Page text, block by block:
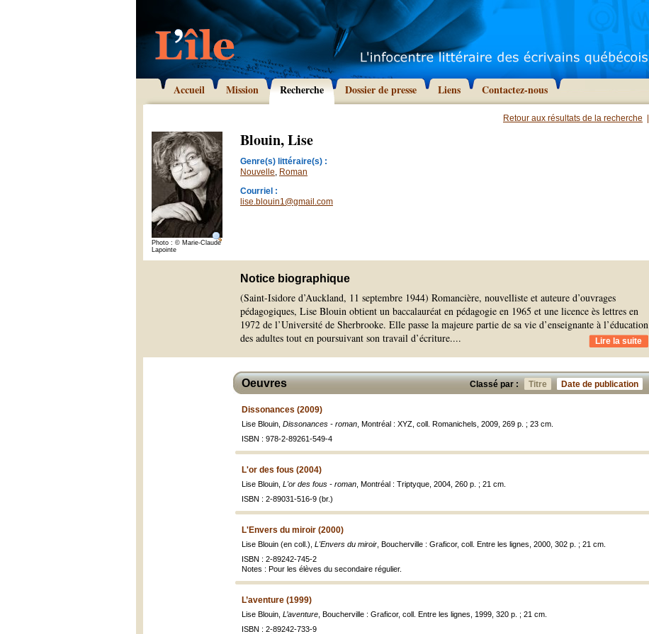
Accueil Mission Recherche Dossier de presse Liens Contactez-nous
Retour aux résultats de la recherche
Photo : © Marie-Claude
Lapointe
Blouin, Lise
Genre(s) littéraire(s) :
Nouvelle, Roman
Courriel :
lise.blouin1@gmail.com
Notice biographique
(Saint-Isidore d’Auckland, 11 septembre 1944) Romancière, nouvelliste et auteure d’ouvrages
pédagogiques, Lise Blouin obtient un baccalauréat en pédagogie en 1965 et une licence ès lettres en
1972 de l’Université de Sherbrooke. Elle passe la majeure partie de sa vie d’enseignante à l’éducation
des adultes tout en poursuivant son travail d’écriture.... Lire la suite
Classé par : Titre Date de publication
Oeuvres
Dissonances (2009)
Lise Blouin, Dissonances - roman , Montréal : XYZ, coll. Romanichels, 2009, 269 p. ; 23 cm.
ISBN : 978-2-89261-549-4
L'or des fous (2004)
Lise Blouin, L'or des fous - roman , Montréal : Triptyque, 2004, 260 p. ; 21 cm.
ISBN : 2-89031-516-9 (br.)
L'Envers du miroir (2000)
Lise Blouin (en coll.), L'Envers du miroir , Boucherville : Graficor, coll. Entre les lignes, 2000, 302 p. ; 21 cm.
ISBN : 2-89242-745-2
Notes : Pour les élèves du secondaire régulier.
L’aventure (1999)
Lise Blouin, L’aventure , Boucherville : Graficor, coll. Entre les lignes, 1999, 320 p. ; 21 cm.
ISBN : 2-89242-733-9